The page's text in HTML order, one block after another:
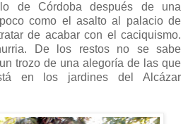
de Córdoba después de una
como el asalto al palacio de
de acabar con el caciquismo.
De los restos no se sabe
trozo de una alegoría de las que
en los jardines del Alcázar